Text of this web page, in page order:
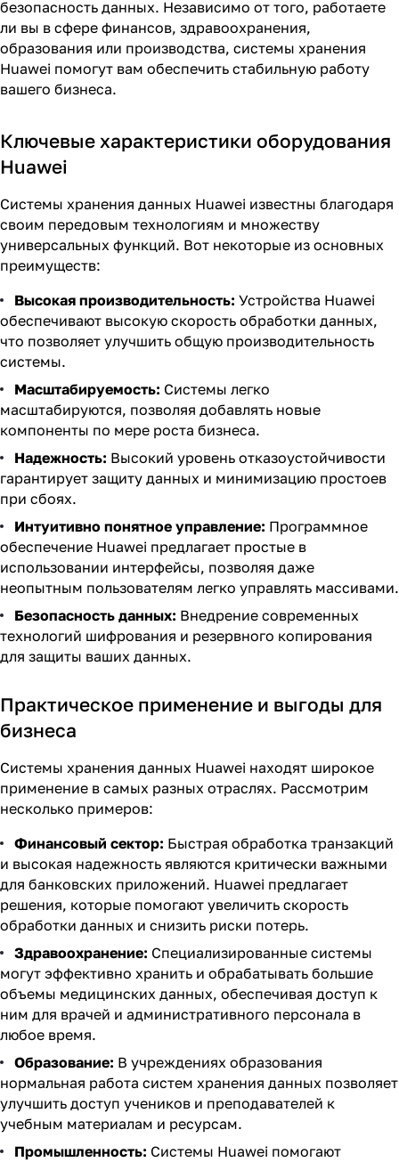
безопасность данных. Независимо от того, работаете
ли вы в сфере финансов, здравоохранения,
образования или производства, системы хранения
Huawei помогут вам обеспечить стабильную работу
вашего бизнеса.
Ключевые характеристики оборудования
Huawei
Системы хранения данных Huawei известны благодаря
своим передовым технологиям и множеству
универсальных функций. Вот некоторые из основных
преимуществ:
Высокая производительность: Устройства Huawei
обеспечивают высокую скорость обработки данных,
что позволяет улучшить общую производительность
системы.
Масштабируемость: Системы легко
масштабируются, позволяя добавлять новые
компоненты по мере роста бизнеса.
Надежность: Высокий уровень отказоустойчивости
гарантирует защиту данных и минимизацию простоев
при сбоях.
Интуитивно понятное управление: Программное
обеспечение Huawei предлагает простые в
использовании интерфейсы, позволяя даже
неопытным пользователям легко управлять массивами.
Безопасность данных: Внедрение современных
технологий шифрования и резервного копирования
для защиты ваших данных.
Практическое применение и выгоды для
бизнеса
Системы хранения данных Huawei находят широкое
применение в самых разных отраслях. Рассмотрим
несколько примеров:
Финансовый сектор: Быстрая обработка транзакций
и высокая надежность являются критически важными
для банковских приложений. Huawei предлагает
решения, которые помогают увеличить скорость
обработки данных и снизить риски потерь.
Здравоохранение: Специализированные системы
могут эффективно хранить и обрабатывать большие
объемы медицинских данных, обеспечивая доступ к
ним для врачей и административного персонала в
любое время.
Образование: В учреждениях образования
нормальная работа систем хранения данных позволяет
улучшить доступ учеников и преподавателей к
учебным материалам и ресурсам.
Промышленность: Системы Huawei помогают